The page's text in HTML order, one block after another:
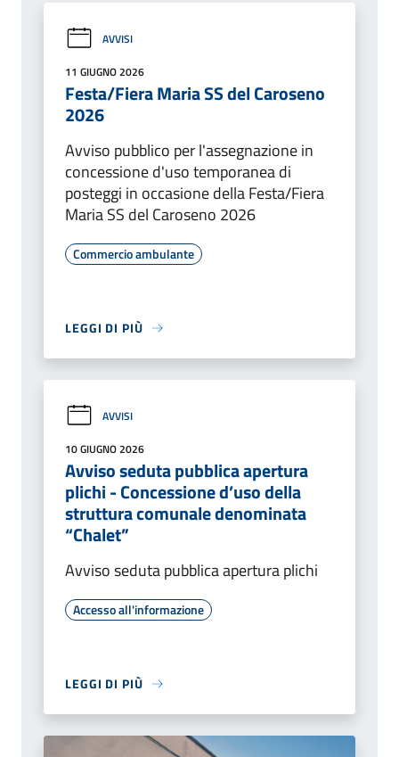
AVVISI
11 GIUGNO 2026
Festa/Fiera Maria SS del Caroseno
2026
Avviso pubblico per l'assegnazione in
concessione d'uso temporanea di
posteggi in occasione della Festa/Fiera
Maria SS del Caroseno 2026
Commercio ambulante
LEGGI DI PIÙ
AVVISI
10 GIUGNO 2026
Avviso seduta pubblica apertura
plichi - Concessione d’uso della
struttura comunale denominata
“Chalet”
Avviso seduta pubblica apertura plichi
Accesso all'informazione
LEGGI DI PIÙ